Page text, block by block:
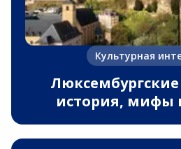
Культурная
история, мифы